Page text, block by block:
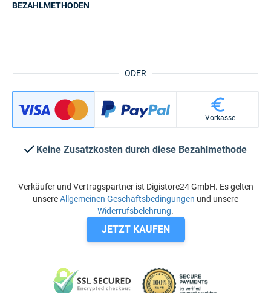
ODER
BEZAHLMETHODEN
Vorkasse
Keine Zusatzkosten durch diese Bezahlmethode
Verkäufer und Vertragspartner ist Digistore24 GmbH. Es gelten
unsereAllgemeinen Geschäftsbedingungen und unsere
Widerrufsbelehrung.
JETZT KAUFEN